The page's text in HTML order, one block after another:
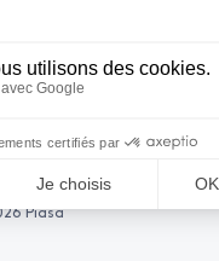
Demande d’estimation
Piasa